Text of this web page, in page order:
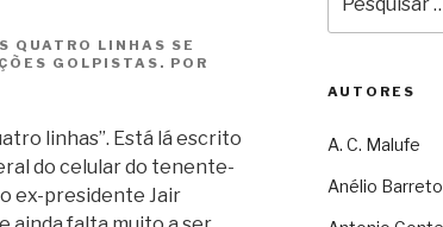
QUATRO LINHAS SE
GOLPISTAS. POR
linhas”. Está lá escrito
do celular do tenente-
ex-presidente Jair
por:
AUTORES
A. C. Malufe
Anélio Barreto